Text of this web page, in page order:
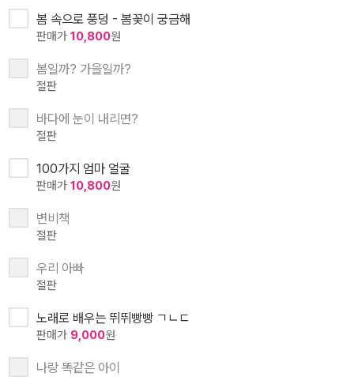
봄 속으로 풍덩 - 봄꽃이 궁금해
판매가 10,800원
봄일까? 가을일까?
절판
바다에 눈이 내리면?
절판
100가지 엄마 얼굴
판매가 10,800원
변비책
절판
우리 아빠
절판
노래로 배우는 뛰뛰빵빵 ㄱㄴㄷ
판매가 9,000원
나랑 똑같은 아이